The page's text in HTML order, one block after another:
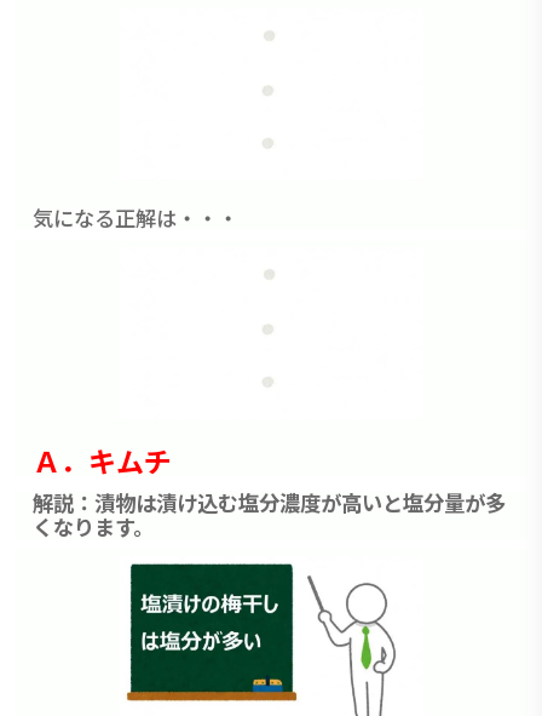
気になる正解は・・・
Ａ．キムチ
解説：漬物は漬け込む塩分濃度が高いと塩分量が多
くなります。